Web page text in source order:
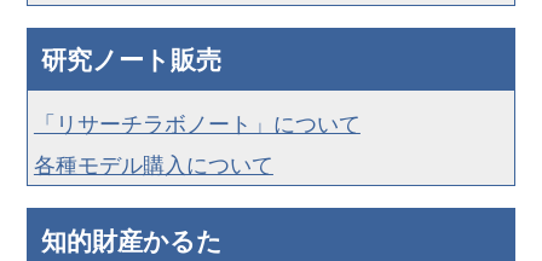
研究ノート販売
「リサーチラボノート」について
各種モデル購入について
知的財産かるた